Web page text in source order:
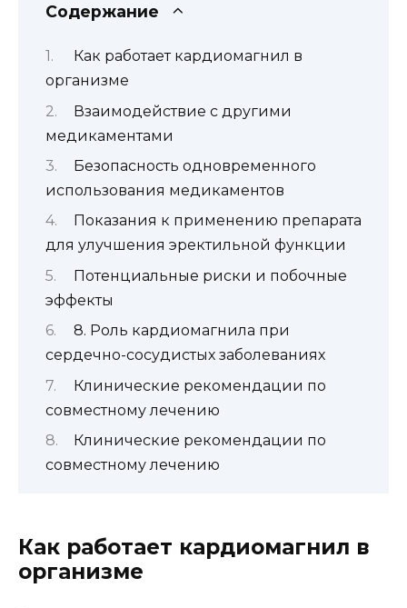
Содержание
Как работает кардиомагнил в
организме
Взаимодействие с другими
медикаментами
Безопасность одновременного
использования медикаментов
Показания к применению препарата
для улучшения эректильной функции
Потенциальные риски и побочные
эффекты
8. Роль кардиомагнила при
сердечно-сосудистых заболеваниях
Клинические рекомендации по
совместному лечению
Клинические рекомендации по
совместному лечению
Как работает кардиомагнил в
организме